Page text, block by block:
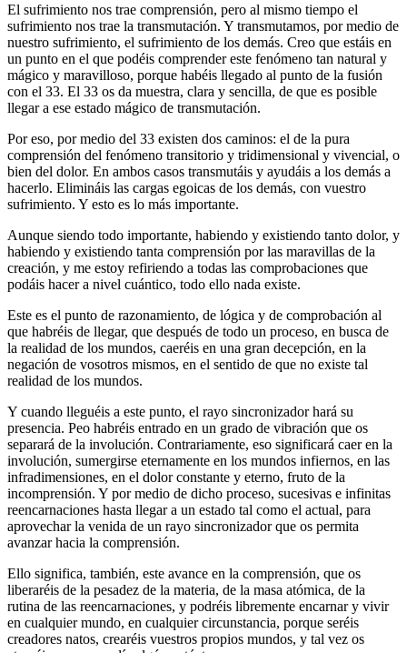
El sufrimiento nos trae comprensión, pero al mismo tiempo el
sufrimiento nos trae la transmutación. Y transmutamos, por medio de
nuestro sufrimiento, el sufrimiento de los demás. Creo que estáis en
un punto en el que podéis comprender este fenómeno tan natural y
mágico y maravilloso, porque habéis llegado al punto de la fusión
con el 33. El 33 os da muestra, clara y sencilla, de que es posible
llegar a ese estado mágico de transmutación.
Por eso, por medio del 33 existen dos caminos: el de la pura
comprensión del fenómeno transitorio y tridimensional y vivencial, o
bien del dolor. En ambos casos transmutáis y ayudáis a los demás a
hacerlo. Elimináis las cargas egoicas de los demás, con vuestro
sufrimiento. Y esto es lo más importante.
Aunque siendo todo importante, habiendo y existiendo tanto dolor, y
habiendo y existiendo tanta comprensión por las maravillas de la
creación, y me estoy refiriendo a todas las comprobaciones que
podáis hacer a nivel cuántico, todo ello nada existe.
Este es el punto de razonamiento, de lógica y de comprobación al
que habréis de llegar, que después de todo un proceso, en busca de
la realidad de los mundos, caeréis en una gran decepción, en la
negación de vosotros mismos, en el sentido de que no existe tal
realidad de los mundos.
Y cuando lleguéis a este punto, el rayo sincronizador hará su
presencia. Peo habréis entrado en un grado de vibración que os
separará de la involución. Contrariamente, eso significará caer en la
involución, sumergirse eternamente en los mundos infiernos, en las
infradimensiones, en el dolor constante y eterno, fruto de la
incomprensión. Y por medio de dicho proceso, sucesivas e infinitas
reencarnaciones hasta llegar a un estado tal como el actual, para
aprovechar la venida de un rayo sincronizador que os permita
avanzar hacia la comprensión.
Ello significa, también, este avance en la comprensión, que os
liberaréis de la pesadez de la materia, de la masa atómica, de la
rutina de las reencarnaciones, y podréis libremente encarnar y vivir
en cualquier mundo, en cualquier circunstancia, porque seréis
creadores natos, crearéis vuestros propios mundos, y tal vez os